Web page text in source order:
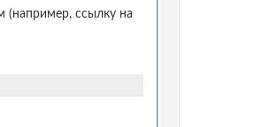
(например, ссылку на